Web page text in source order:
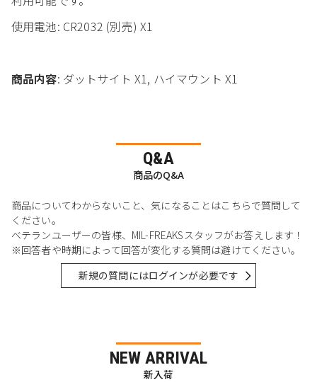
使用電池: CR2032 (別売) X1
商品内容: ダットサイト X1, ハイマウント X1
Q&A
商品のQ&A
商品についてわからないこと、気になることはこちらで質問して
ください。
ベテランユーザーの皆様、MIL-FREAKSスタッフがお答えします！
※回答者や時期によって回答が変化する質問は避けてください。
新規の質問にはログインが必要です
NEW ARRIVAL
新入荷